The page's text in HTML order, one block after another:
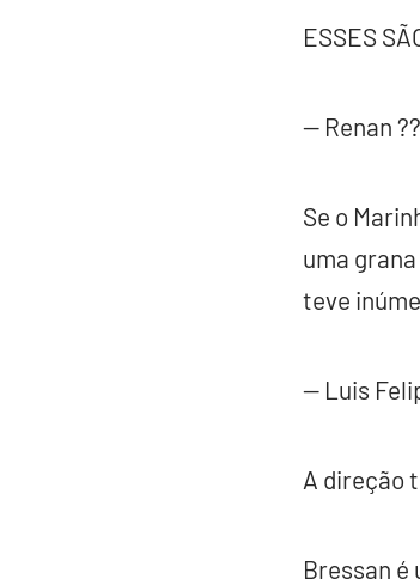
ESSES
— Renan
Se o
uma
teve
— Luis
A direção
Bressan é